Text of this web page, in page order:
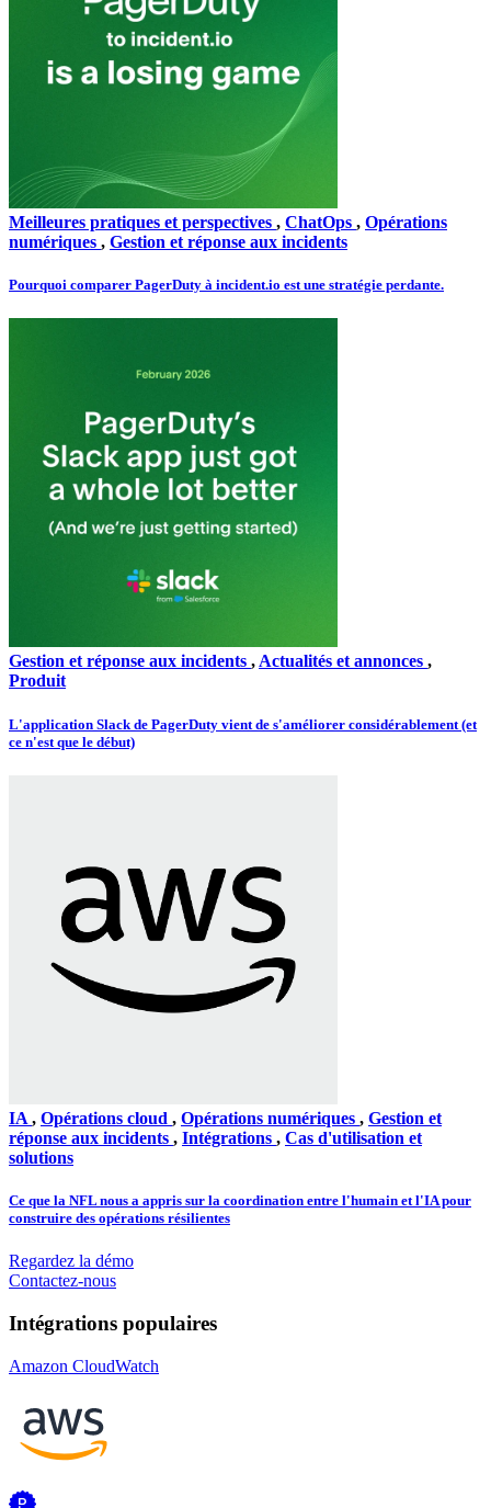
Meilleures pratiques et perspectives , ChatOps , Opérations
numériques , Gestion et réponse aux incidents
Pourquoi comparer PagerDuty à incident.io est une stratégie perdante.
Gestion et réponse aux incidents ,Actualités et annonces ,
Produit
L'application Slack de PagerDuty vient de s'améliorer considérablement (et
ce n'est que le début)
IA , Opérations cloud , Opérations numériques , Gestion et
réponse aux incidents , Intégrations , Cas d'utilisation et
solutions
Ce que la NFL nous a appris sur la coordination entre l'humain et l'IA pour
construire des opérations résilientes
Regardez la démo
Contactez-nous
Intégrations populaires
Amazon CloudWatch